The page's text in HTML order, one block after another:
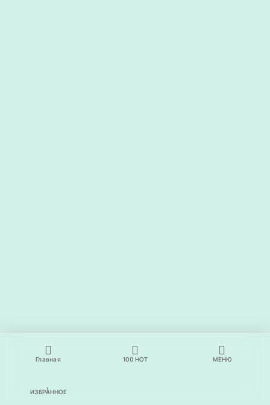
Главная 100 НОТ МЕНЮ
ИЗБРАННОЕ